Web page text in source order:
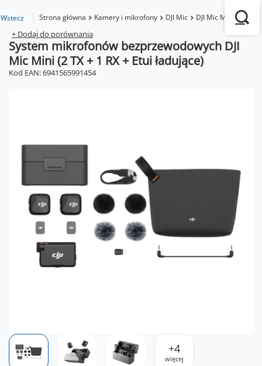
Wstecz Strona główna Kamery i mikrofony DJI Mic DJI Mic Mini
+ Dodaj do porównania
System mikrofonów bezprzewodowych DJI
Mic Mini (2 TX + 1 RX + Etui ładujące)
Kod EAN: 6941565991454
+4
więcej